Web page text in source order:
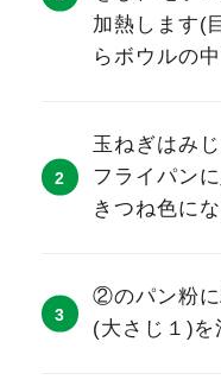
加熱します(
らボウルの
玉ねぎはみ
フライパン
きつね色に
②のパン粉に
(大さじ１)を